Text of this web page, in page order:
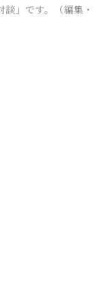
」です。（編集・